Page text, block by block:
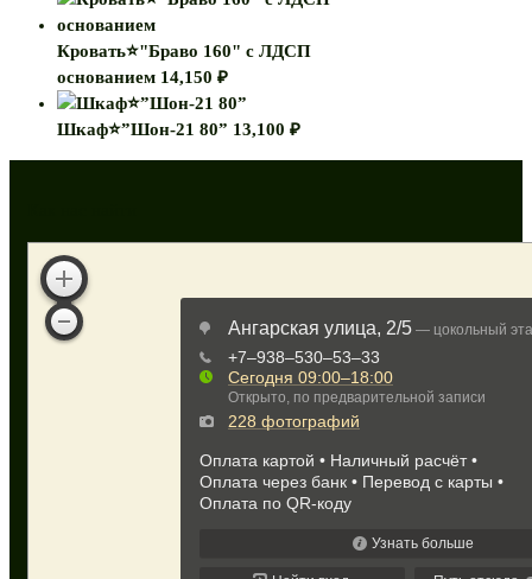
Кровать⭐"Браво 160" с ЛДСП
основанием 14,150 ₽
Шкаф⭐”Шон-21 80” 13,100 ₽